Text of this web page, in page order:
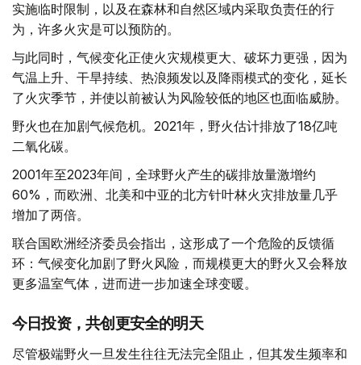
实施临时限制，以及在森林和自然区域内采取负责任的行
为，许多火灾是可以预防的。
与此同时，气候变化正使火灾规模更大、破坏力更强，因为
气温上升、干旱持续、热浪频发以及降雨模式的变化，延长
了火灾季节，并使以前被认为风险较低的地区也面临威胁。
野火也在加剧气候危机。2021年，野火估计排放了18亿吨
二氧化碳。
2001年至2023年间，全球野火产生的碳排放量激增约
60%，而欧洲、北美和中亚的北方针叶林火灾排放量几乎
增加了两倍。
联合国欧洲经济委员会指出，这形成了一个危险的反馈循
环：气候变化加剧了野火风险，而规模更大的野火又会释放
更多温室气体，进而进一步加速全球变暖。
今日投资，共创更安全的明天
尽管极端野火一旦发生往往无法完全阻止，但其发生频率和